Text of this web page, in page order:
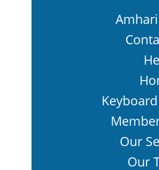
ባይሰሙ። ጌታ
ብለህ ንገራቸው
መንፈስም
የእግዚአብሔር
የጽኑ ንውጥውጥታ
የአራቱም
በርሳቸው ሲማቱ፥
Our
Our